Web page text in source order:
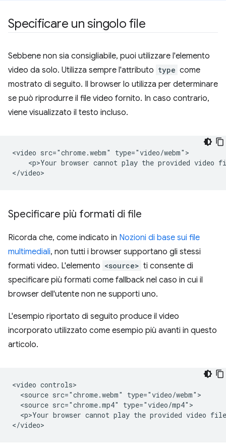
Specificare un singolo file
Sebbene non sia consigliabile, puoi utilizzare l'elemento
video da solo. Utilizza sempre l'attributo type come
mostrato di seguito. Il browser lo utilizza per determinare
se può riprodurre il file video fornito. In caso contrario,
viene visualizzato il testo incluso.
<video src="chrome.webm" type="video/webm">
<p>Your browser cannot play the provided video
Specificare più formati di file
Ricorda che, come indicato in Nozioni di base sui file
multimediali, non tutti i browser supportano gli stessi
formati video. L'elemento <source> ti consente di
specificare più formati come fallback nel caso in cui il
browser dell'utente non ne supporti uno.
L'esempio riportato di seguito produce il video
incorporato utilizzato come esempio più avanti in questo
articolo.
<video controls>
  <source src="chrome.webm" type="video/webm">
  <source src="chrome.mp4" type="video/mp4">
<p>Your browser cannot play the provided video